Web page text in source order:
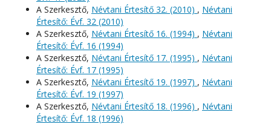
A Szerkesztő, Névtani Értesítő 32. (2010) , Névtani
Értesítő: Évf. 32 (2010)
A Szerkesztő, Névtani Értesítő 16. (1994) , Névtani
Értesítő: Évf. 16 (1994)
A Szerkesztő, Névtani Értesítő 17. (1995) , Névtani
Értesítő: Évf. 17 (1995)
A Szerkesztő, Névtani Értesítő 19. (1997) , Névtani
Értesítő: Évf. 19 (1997)
A Szerkesztő, Névtani Értesítő 18. (1996) , Névtani
Értesítő: Évf. 18 (1996)